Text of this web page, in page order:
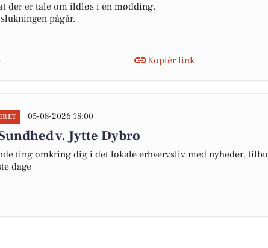
der er tale om ildløs i en mødding.
pågår.
Kopiér link
05-08-2026 18:00
v. Jytte Dybro
ting omkring dig i det lokale erhvervsliv med nyheder,
dage